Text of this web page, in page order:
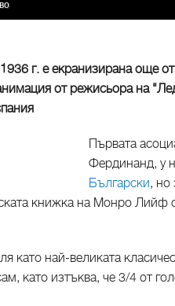
г. е екранизирана още
от режисьора на
Първата
Фердинанд, у
Български, но
книжка на Монро Лийф
като най-великата
като изтъква, че 3/4 от